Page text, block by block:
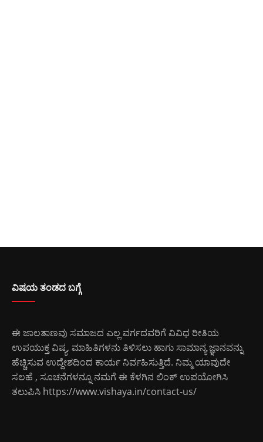
ವಿಷಯ ತಂಡದ ಬಗ್ಗೆ
ಈ ಜಾಲತಾಣವು ಸಮಾಜದ ಎಲ್ಲ ವರ್ಗದವರಿಗೆ ವಿವಿಧ ರೀತಿಯ
ಉಪಯುಕ್ತ ವಿಷ್ಯ, ಮಾಹಿತಿಗಳನು ತಿಳಿಸಲು ಹಾಗು ಸಾಮಾನ್ಯ ಜ್ಞಾನವನ್ನು
ಹೆಚ್ಚಿಸುವ ಉದ್ದೇಶದಿಂದ ಕಾರ್ಯ ನಿರ್ವಹಿಸುತ್ತಿದೆ. ನಿಮ್ಮ ಯಾವುದೇ
ಸಲಹೆ , ಸೂಚನೆಗಳನ್ನೂ ನಮಗೆ ಈ ಕೆಳಗಿನ ಲಿಂಕ್ ಉಪಯೋಗಿಸಿ
ತಲುಪಿಸಿ https://www.vishaya.in/contact-us/